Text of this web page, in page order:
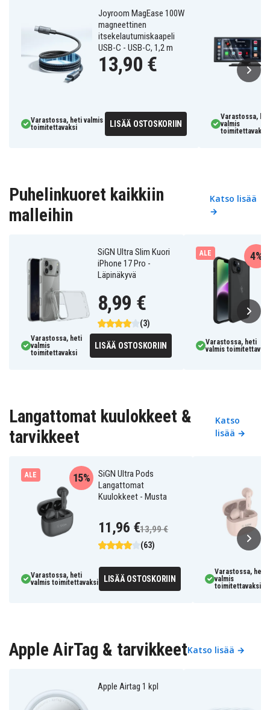
Joyroom MagEase 100W
magneettinen
itsekelautumiskaapeli
USB-C - USB-C, 1,2 m
13,90 €
Varastossa, heti valmis
toimitettavaksi
LISÄÄ OSTOSKORIIN
Varastossa,
valmis
toimitettavaksi
Puhelinkuoret kaikkiin
malleihin
Katso lisää
→
SiGN Ultra Slim Kuori
iPhone 17 Pro -
Läpinäkyvä
(3)
8,99 €
Varastossa, heti
valmis
toimitettavaksi
LISÄÄ OSTOSKORIIN
ALE 4%
Varastossa, heti
valmis
Langattomat kuulokkeet &
tarvikkeet
Katso
lisää →
ALE
SiGN Ultra Pods
Langattomat
Kuulokkeet - Musta
(63)
15%
11,96 €13,99 €
Varastossa, heti
valmis toimitettavaksi
LISÄÄ OSTOSKORIIN
Varastossa, heti
valmis
toimitettavaksi
Apple AirTag & tarvikkeetKatso lisää →
Apple Airtag 1 kpl